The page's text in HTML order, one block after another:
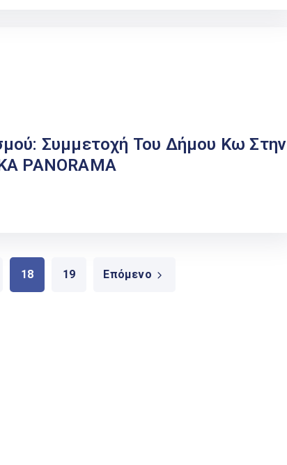
Συμμετοχή Του Δήμου Κω Στην
PANORAMA
18 19 Επόμενο